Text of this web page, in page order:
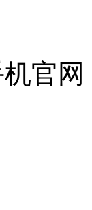
官网